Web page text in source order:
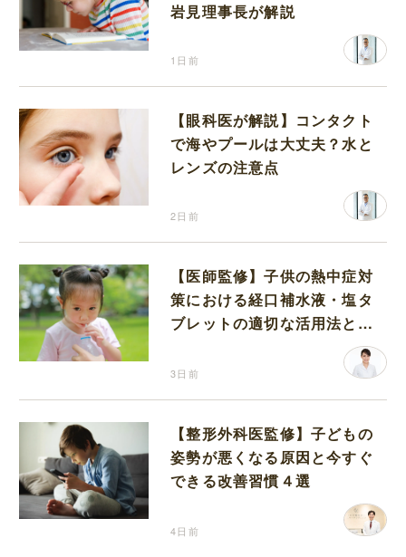
岩見理事長が解説
1日前
【眼科医が解説】コンタクト
で海やプールは大丈夫？水と
レンズの注意点
2日前
【医師監修】子供の熱中症対
策における経口補水液・塩タ
ブレットの適切な活用法と水
3日前
【整形外科医監修】子どもの
姿勢が悪くなる原因と今すぐ
できる改善習慣４選
4日前